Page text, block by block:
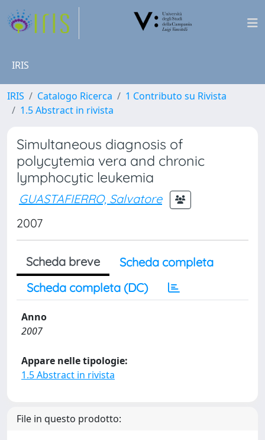
IRIS
IRIS Catalogo Ricerca
1 Contributo su Rivista
1.5 Abstract in rivista
Simultaneous diagnosis of
polycytemia vera and chronic
lymphocytic leukemia
GUASTAFIERRO, Salvatore
2007
Scheda breve
Scheda completa
Scheda completa (DC)
Anno
2007
Appare nelle tipologie:
1.5 Abstract in rivista
File in questo prodotto: